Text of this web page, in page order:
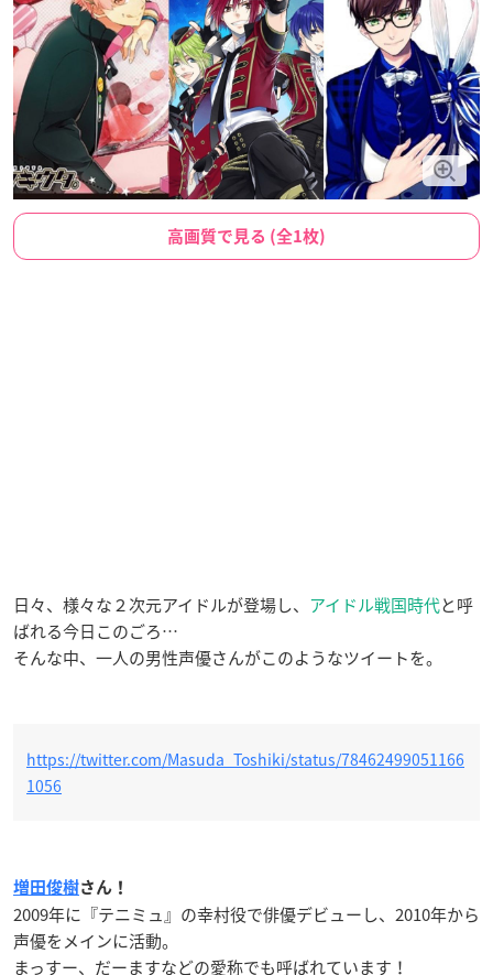
高画質で見る (全1枚)
日々、様々な２次元アイドルが登場し、 アイドル戦国時代と呼
ばれる今日このごろ…
そんな中、一人の男性声優さんがこのようなツイートを。
https://twitter.com/Masuda_Toshiki/status/78462499051166
1056
増田俊樹さん！
2009年に『テニミュ』の幸村役で俳優デビューし、2010年から
声優をメインに活動。
まっすー、だーますなどの愛称でも呼ばれています！